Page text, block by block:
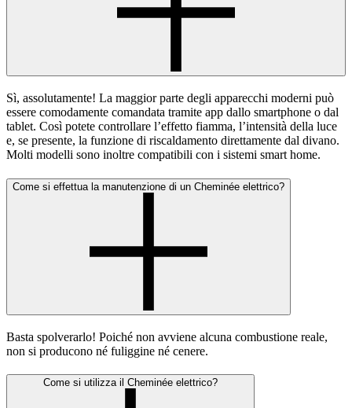
Sì, assolutamente! La maggior parte degli apparecchi moderni può
essere comodamente comandata tramite app dallo smartphone o dal
tablet. Così potete controllare l’effetto fiamma, l’intensità della luce
e, se presente, la funzione di riscaldamento direttamente dal divano.
Molti modelli sono inoltre compatibili con i sistemi smart home.
Come si effettua la manutenzione di un Cheminée elettrico?
Basta spolverarlo! Poiché non avviene alcuna combustione reale,
non si producono né fuliggine né cenere.
Come si utilizza il Cheminée elettrico?